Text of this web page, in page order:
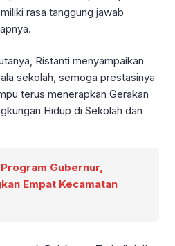
rasa tanggung jawab
Ristanti menyampaikan
sekolah, semoga prestasinya
terus menerapkan Gerakan
Hidup di Sekolah dan
Gubernur,
Empat Kecamatan